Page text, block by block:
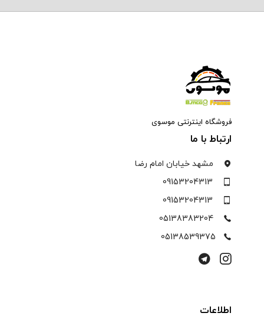
فروشگاه اینترنتی موسوی
ارتباط با ما
مشهد خیابان امام رضا
09153204313
09153204313
05138383204
05138539375
اطلاعات